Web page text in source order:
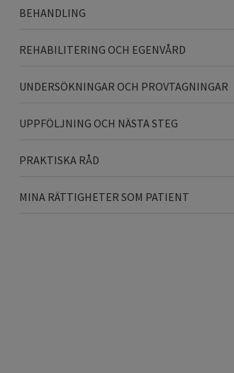
BEHANDLING
REHABILITERING OCH EGENVÅRD
UNDERSÖKNINGAR OCH PROVTAGNINGAR
UPPFÖLJNING OCH NÄSTA STEG
PRAKTISKA RÅD
MINA RÄTTIGHETER SOM PATIENT